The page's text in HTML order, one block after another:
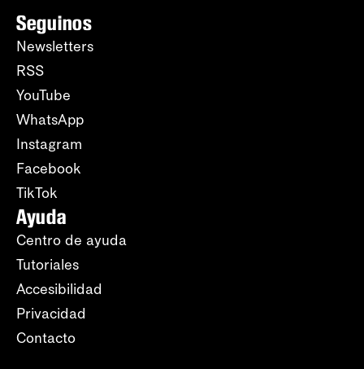
Seguinos
Newsletters
RSS
YouTube
WhatsApp
Instagram
Facebook
TikTok
Ayuda
Centro de ayuda
Tutoriales
Accesibilidad
Privacidad
Contacto